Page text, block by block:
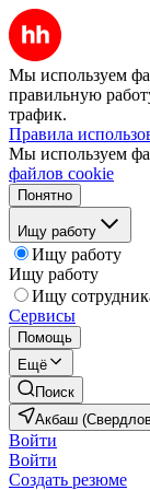
Мы используем
правильную
трафик.
Правила
Мы используем
файлов cookie
Понятно
Ищу работу
Ищу работу
Ищу работу
Ищу
Сервисы
Помощь
Ещё
Поиск
Акбаш
Войти
Войти
Создать резюме